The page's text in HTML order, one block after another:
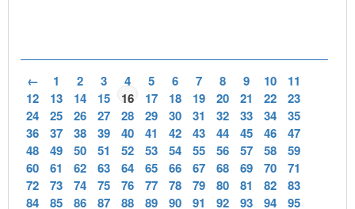
← 1 2 3 4 5 6 7 8 9 10
11
12
13 14 15 16 17 18 19 20 21 22
23
24
25 26 27 28 29 30 31 32 33 34
35
36
37 38 39 40 41 42 43 44 45 46
47
48
49 50 51 52 53 54 55 56 57 58
59
60
61 62 63 64 65 66 67 68 69 70
71
72
73 74 75 76 77 78 79 80 81 82
83
84
85 86 87 88 89 90 91 92 93 94
95